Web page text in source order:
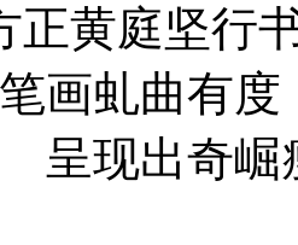
正黄庭坚行
画虬曲有
呈现出奇